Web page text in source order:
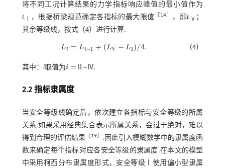
将不同工况计算结果的力学指标响应峰值的最小值作为
LⅠ ，根据桥梁规范确定各指标的最大限值 14 ，即L Ⅴ ；
其余等级线，按式（4） 进行计算.
Li = Li −1 + (LV − LI)/4.
Li= Li-1+LV-L /4 （4）
其中： i取值为i =
i= Ⅱ~Ⅳ.
2.2 指标隶属度
当安全等级线确定后，依次建立各指标与安全等级的所属
关系.如果采用经典集合表示所属关系，会过于绝对，难以
得到合理的评估结果
19］ .因此引入模糊数学中的隶属度函
数来确定每个指标对应各安全等级的隶属度.在本文的模型
中采用柯西分布隶属度形式，安全等级Ⅰ使用偏小型隶属